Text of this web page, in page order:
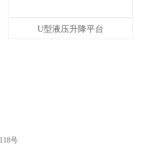
U型液压升降平台
号